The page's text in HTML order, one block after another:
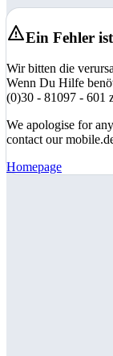
Ein Fehler
Wir bitten die
Wenn Du Hilfe
(0)30 - 81097 - 601
We apologise for
contact our
Homepage